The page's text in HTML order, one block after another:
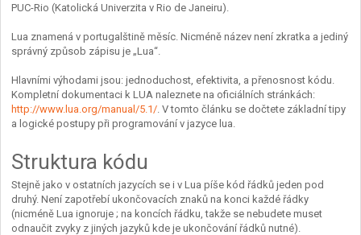
PUC-Rio (Katolická Univerzita v Rio de Janeiru).
Lua znamená v portugalštině měsíc. Nicméně název není zkratka a jediný
správný způsob zápisu je „Lua“.
Hlavními výhodami jsou: jednoduchost, efektivita, a přenosnost kódu.
Kompletní dokumentaci k LUA naleznete na oficiálních stránkách:
http://www.lua.org/manual/5.1/ . V tomto článku se dočtete základní tipy
a logické postupy při programování v jazyce lua.
Struktura kódu
Stejně jako v ostatních jazycích se i v Lua píše kód řádků jeden pod
druhý. Není zapotřebí ukončovacích znaků na konci každé řádky
(nicméně Lua ignoruje ; na koncích řádku, takže se nebudete muset
odnaučit zvyky z jiných jazyků kde je ukončování řádků nutné).